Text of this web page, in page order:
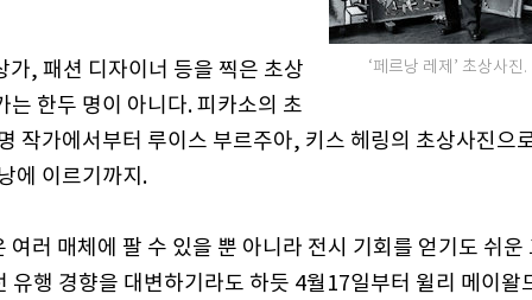
‘페르낭 레제’ 초상사진.
, 패션 디자이너 등을 찍은 초상
한두 명이 아니다. 피카소의 초
작가에서부터 루이스 부르주아, 키스 헤링의 초상사진으
에 이르기까지.
러 매체에 팔 수 있을 뿐 아니라 전시 기회를 얻기도 쉬운
유행 경향을 대변하기라도 하듯 4월17일부터 윌리 메이왈